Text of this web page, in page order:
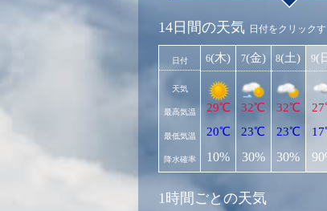
14日間の天気 日付をクリック
日付
天気
最高気温
最低気温
降水確率
6(木)
29℃
20℃
10%
7(金)
32℃
23℃
30%
8(土)
32℃
23℃
30%
9(
1時間ごとの天気